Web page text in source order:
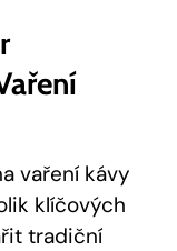
vaření kávy
klíčových
tradiční